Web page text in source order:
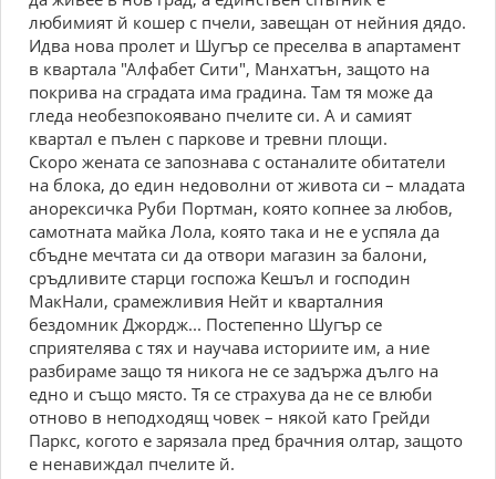
любимият й кошер с пчели, завещан от нейния дядо.
Идва нова пролет и Шугър се преселва в апартамент
в квартала "Алфабет Сити", Манхатън, защото на
покрива на сградата има градина. Там тя може да
гледа необезпокоявано пчелите си. А и самият
квартал е пълен с паркове и тревни площи.
Скоро жената се запознава с останалите обитатели
на блока, до един недоволни от живота си – младата
анорексичка Руби Портман, която копнее за любов,
самотната майка Лола, която така и не е успяла да
сбъдне мечтата си да отвори магазин за балони,
сръдливите старци госпожа Кешъл и господин
МакНали, срамежливия Нейт и кварталния
бездомник Джордж... Постепенно Шугър се
сприятелява с тях и научава историите им, а ние
разбираме защо тя никога не се задържа дълго на
едно и също място. Тя се страхува да не се влюби
отново в неподходящ човек – някой като Грейди
Паркс, когото е зарязала пред брачния олтар, защото
е ненавиждал пчелите й.